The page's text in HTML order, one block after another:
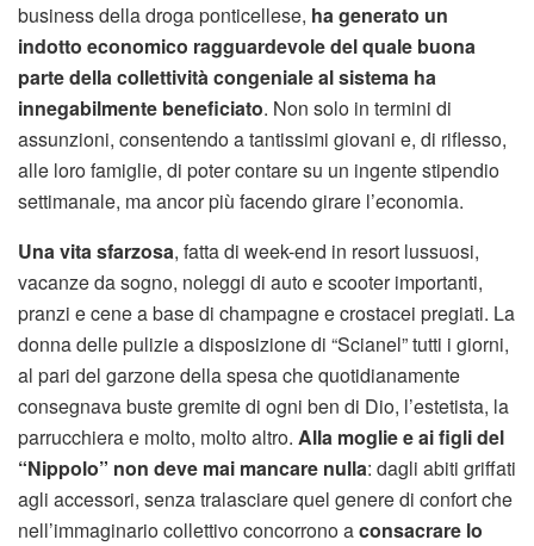
business della droga ponticellese, ha generato un
indotto economico ragguardevole del quale buona
parte della collettività congeniale al sistema ha
innegabilmente beneficiato. Non solo in termini di
assunzioni, consentendo a tantissimi giovani e, di riflesso,
alle loro famiglie, di poter contare su un ingente stipendio
settimanale, ma ancor più facendo girare l’economia.
Una vita sfarzosa, fatta di week-end in resort lussuosi,
vacanze da sogno, noleggi di auto e scooter importanti,
pranzi e cene a base di champagne e crostacei pregiati. La
donna delle pulizie a disposizione di “Scianel” tutti i giorni,
al pari del garzone della spesa che quotidianamente
consegnava buste gremite di ogni ben di Dio, l’estetista, la
parrucchiera e molto, molto altro. Alla moglie e ai figli del
“Nippolo” non deve mai mancare nulla: dagli abiti griffati
agli accessori, senza tralasciare quel genere di confort che
nell’immaginario collettivo concorrono aconsacrare lo